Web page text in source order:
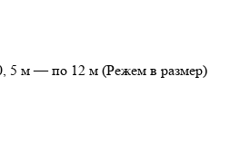
5 м — по 12 м (Режем в размер)